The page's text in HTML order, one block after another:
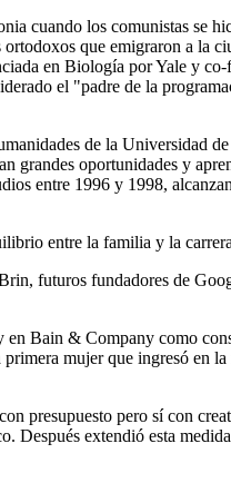
cuando los comunistas se
que emigraron a la
en Biología por Yale y
el "padre de la
de la Universidad
grandes oportunidades y
entre 1996 y 1998,
entre la familia y la
futuros fundadores de
Bain & Company como
mujer que ingresó en la
presupuesto pero sí con
Después extendió esta